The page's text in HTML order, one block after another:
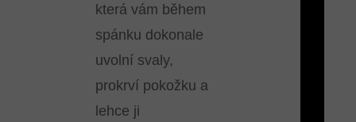
která vám během
spánku dokonale
uvolní svaly,
prokrví pokožku a
lehce ji